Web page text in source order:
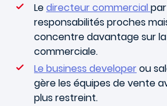
Ledirecteur commercial
responsabilités proches
concentre davantage sur
commerciale.
Le business developerou
gère les équipes de vente
plus restreint.